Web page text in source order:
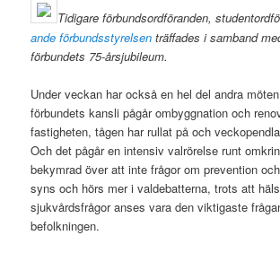
Tidigare förbundsordföranden,
ande förbundsstyrelsen träffades i samband
förbundets 75-årsjubileum.
Under veckan har också en hel del andra
förbundets kansli pågår ombyggnation och
fastigheten, tågen har rullat på och
Och det pågår en intensiv valrörelse runt
bekymrad över att inte frågor om prevention
syns och hörs mer i valdebatterna, trots att
sjukvårdsfrågor anses vara den viktigaste
befolkningen.